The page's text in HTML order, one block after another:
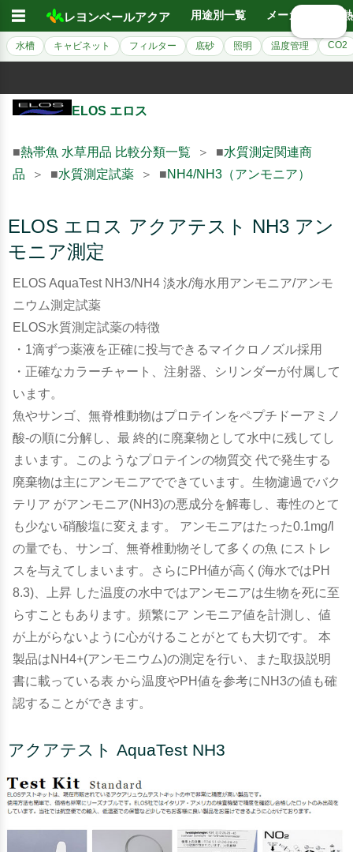
☰ レヨンベールアクア 用途別一覧 メーカー別
水槽 キャビネット フィルター 底砂 照明 温度管理 CO2
ELOS エロス
■熱帯魚 水草用品 比較分類一覧 ＞ ■水質測定関連商
品 ＞ ■水質測定試薬 ＞ ■NH4/NH3（アンモニア）
ELOS エロス アクアテスト NH3 アン
モニア測定
ELOS AquaTest NH3/NH4 淡水/海水用アンモニア/アンモ
ニウム測定試薬
ELOS水質測定試薬の特徴
・1滴ずつ薬液を正確に投与できるマイクロノズル採用
・正確なカラーチャート、注射器、シリンダーが付属して
います。
魚やサンゴ、無脊椎動物はプロテインをペプチドーアミノ
酸-の順に分解し、最 終的に廃棄物として水中に残してし
まいます。このようなプロテインの物質交 代で発生する
廃棄物は主にアンモニアでできています。生物濾過でバク
テリア がアンモニア(NH3)の悪成分を解毒し、毒性のとて
も少ない硝酸塩に変えます。 アンモニアはたった0.1mg/l
の量でも、サンゴ、無脊椎動物そして多くの魚 にストレ
スを与えてしまいます。さらにPH値が高く(海水ではPH
8.3)、上昇 した温度の水中ではアンモニアは生物を死に至
らすこともあります。頻繁にア ンモニア値を計測し、値
が上がらないように心がけることがとても大切です。 本
製品はNH4+(アンモニウム)の測定を行い、また取扱説明
書に載っている表 から温度やPH値を参考にNH3の値も確
認することができます。
アクアテスト AquaTest NH3